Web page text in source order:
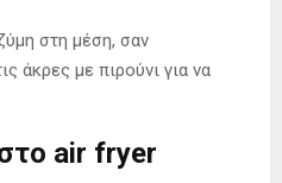
στη μέση, σαν
άκρες με πιρούνι για να
air fryer